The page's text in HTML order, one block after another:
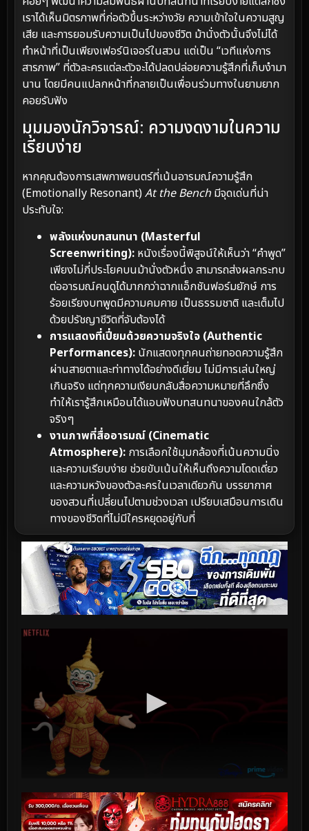
เราได้เห็นมิตรภาพที่ก่อตัวขึ้นระหว่างวัย ความเข้าใจในความสูญ
เสีย และการยอมรับความเป็นไปของชีวิต ม้านั่งตัวนั้นจึงไม่ได้
ทำหน้าที่เป็นเพียงเฟอร์นิเจอร์ในสวน แต่เป็น “เวทีแห่งการ
สารภาพ” ที่ตัวละครแต่ละตัวจะได้ปลดปล่อยความรู้สึกที่เก็บงำมา
นาน โดยมีคนแปลกหน้าที่กลายเป็นเพื่อนร่วมทางในยามยาก
คอยรับฟัง
มุมมองนักวิจารณ์: ความงดงามในความ
เรียบง่าย
หากคุณต้องการเสพภาพยนตร์ที่เน้นอารมณ์ความรู้สึก
(Emotionally Resonant)At the Benchมีจุดเด่นที่น่า
ประทับใจ:
พลังแห่งบทสนทนา (Masterful
Screenwriting): หนังเรื่องนี้พิสูจน์ให้เห็นว่า “คำพูด”
เพียงไม่กี่ประโยคบนม้านั่งตัวหนึ่ง สามารถส่งผลกระทบ
ต่ออารมณ์คนดูได้มากกว่าฉากแอ็กชันฟอร์มยักษ์ การ
ร้อยเรียงบทพูดมีความคมคาย เป็นธรรมชาติ และเต็มไป
ด้วยปรัชญาชีวิตที่จับต้องได้
การแสดงที่เปี่ยมด้วยความจริงใจ (Authentic
Performances): นักแสดงทุกคนถ่ายทอดความรู้สึก
ผ่านสายตาและท่าทางได้อย่างดีเยี่ยม ไม่มีการเล่นใหญ่
เกินจริง แต่ทุกความเงียบกลับสื่อความหมายที่ลึกซึ้ง
ทำให้เรารู้สึกเหมือนได้แอบฟังบทสนทนาของคนใกล้ตัว
จริงๆ
งานภาพที่สื่ออารมณ์ (Cinematic
Atmosphere): การเลือกใช้มุมกล้องที่เน้นความนิ่ง
และความเรียบง่าย ช่วยขับเน้นให้เห็นถึงความโดดเดี่ยว
และความหวังของตัวละครในเวลาเดียวกัน บรรยากาศ
ของสวนที่เปลี่ยนไปตามช่วงเวลา เปรียบเสมือนการเดิน
ทางของชีวิตที่ไม่มีใครหยุดอยู่กับที่